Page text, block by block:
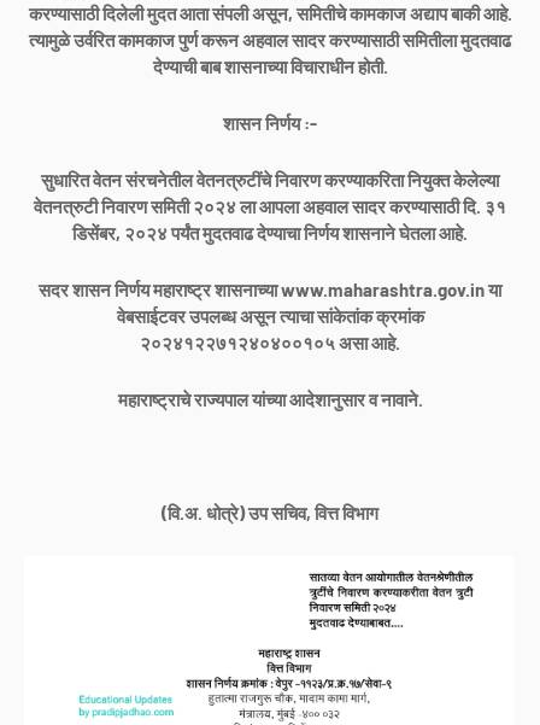
करण्यासाठी दिलेली मुदत आता संपली असून, समितीचे कामकाज अद्याप बाकी आहे.
त्यामुळे उर्वरित कामकाज पुर्ण करून अहवाल सादर करण्यासाठी समितीला मुदतवाढ
देण्याची बाब शासनाच्या विचाराधीन होती.
शासन निर्णय :-
सुधारित वेतन संरचनेतील वेतनत्रुटींचे निवारण करण्याकरिता नियुक्त केलेल्या
वेतनत्रुटी निवारण समिती २०२४ ला आपला अहवाल सादर करण्यासाठी दि. ३१
डिसेंबर, २०२४ पर्यंत मुदतवाढ देण्याचा निर्णय शासनाने घेतला आहे.
सदर शासन निर्णय महाराष्ट्र शासनाच्या www.maharashtra.gov.in या
वेबसाईटवर उपलब्ध असून त्याचा सांकेतांक क्रमांक
२०२४१२२७१२४०४००१०५ असा आहे.
महाराष्ट्राचे राज्यपाल यांच्या आदेशानुसार व नावाने.
(वि.अ. धोत्रे) उप सचिव, वित्त विभाग